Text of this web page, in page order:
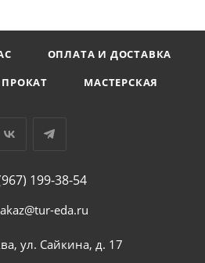
ОПЛАТА И ДОСТАВКА
ПРОКАТ МАСТЕРСКАЯ
199-38-54
eda.ru
ул. Сайкина, д. 17